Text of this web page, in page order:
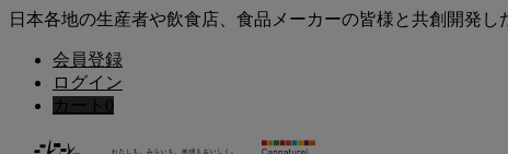
日本各地の生産者や飲食店、食品メーカーの皆様と共創開発
会員登録
ログイン
カート 0